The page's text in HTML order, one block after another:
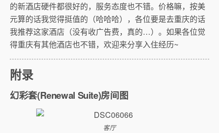
的新酒店硬件都很好的，服务态度也不错。价格嘛，按美
元算的话我觉得挺值的（哈哈哈），各位要是去重庆的话
我推荐这家酒店（没有收广告费，真的…）。如果各位觉
得重庆有其他酒店也不错，欢迎来分享入住经历~
附录
幻彩套(Renewal Suite)房间图
客厅